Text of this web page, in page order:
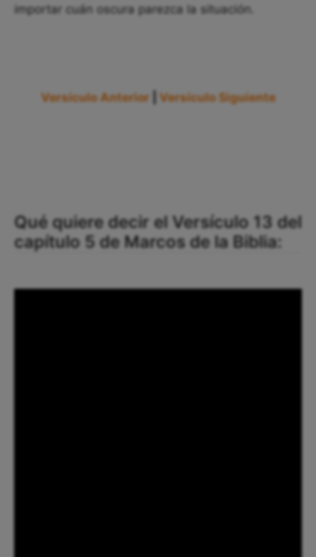
importar cuán oscura parezca la situación.
Versículo Anterior Versículo Siguiente
Qué quiere decir el Versículo 13 del
capítulo 5 de Marcos de la Biblia: